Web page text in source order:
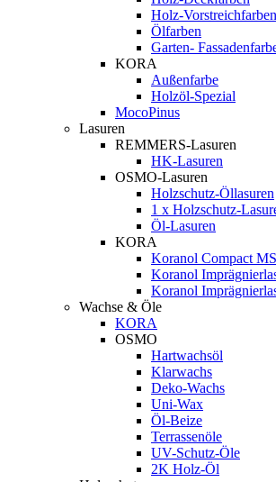
Holz-Vorstreichfarben
Ölfarben
Garten-
KORA
Außenfarbe
Holzöl-Spezial
MocoPinus
Lasuren
REMMERS-Lasuren
HK-Lasuren
OSMO-Lasuren
Holzschutz-Öllasuren
1 x Holzschutz-
Öl-Lasuren
KORA
Koranol Compact
Koranol
Koranol
Wachse & Öle
KORA
OSMO
Hartwachsöl
Klarwachs
Deko-Wachs
Uni-Wax
Öl-Beize
Terrassenöle
UV-Schutz-Öle
2K Holz-Öl